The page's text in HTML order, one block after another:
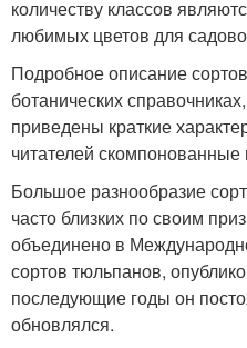
количеству классов
любимых цветов для
Подробное описание
ботанических
приведены краткие
читателей скомпонованные
Большое разнообразие
часто близких по своим
объединено в
сортов тюльпанов,
последующие годы он
обновлялся.